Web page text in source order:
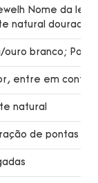
Nome da
natural dourado
ouro branco;
entre em
natural
de pontas